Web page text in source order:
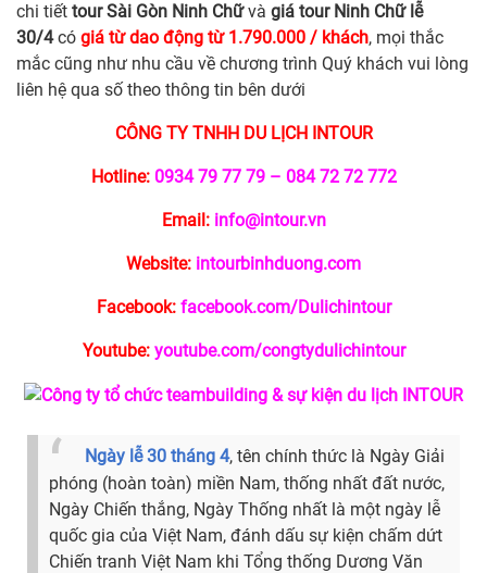
chi tiết tour Sài Gòn Ninh Chữvà giá tour Ninh Chữ lễ
30/4có giá từ dao động từ 1.790.000 / khách, mọi thắc
mắc cũng như nhu cầu về chương trình Quý khách vui lòng
liên hệ qua số theo thông tin bên dưới
CÔNG TY TNHH DU LỊCH INTOUR
Hotline: 0934 79 77 79 – 084 72 72 772
Email: info@intour.vn
Website: intourbinhduong.com
Facebook: facebook.com/Dulichintour
Youtube: youtube.com/congtydulichintour
Ngày lễ 30 tháng 4, tên chính thức là Ngày Giải
phóng (hoàn toàn) miền Nam, thống nhất đất nước,
Ngày Chiến thắng, Ngày Thống nhất là một ngày lễ
quốc gia của Việt Nam, đánh dấu sự kiện chấm dứt
Chiến tranh Việt Nam khi Tổng thống Dương Văn